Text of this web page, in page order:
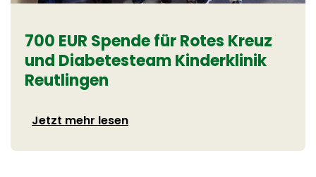
700 EUR Spende für Rotes Kreuz
und Diabetesteam Kinderklinik
Reutlingen
Jetzt mehr lesen